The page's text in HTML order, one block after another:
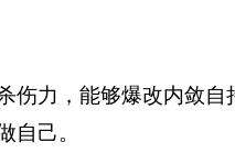
伤力，能够爆改内敛自
自己。